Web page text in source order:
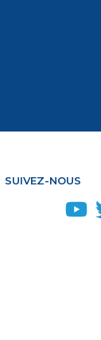
SUIVEZ-NOUS